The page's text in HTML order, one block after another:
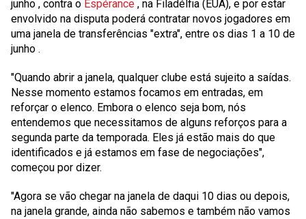
junho , contra o Espérance , na Filadélfia (EUA), e por estar
envolvido na disputa poderá contratar novos jogadores em
uma janela de transferências "extra", entre os dias 1 a 10 de
junho .
"Quando abrir a janela, qualquer clube está sujeito a saídas.
Nesse momento estamos focamos em entradas, em
reforçar o elenco. Embora o elenco seja bom, nós
entendemos que necessitamos de alguns reforços para a
segunda parte da temporada. Eles já estão mais do que
identificados e já estamos em fase de negociações",
começou por dizer.
"Agora se vão chegar na janela de daqui 10 dias ou depois,
na janela grande, ainda não sabemos e também não vamos